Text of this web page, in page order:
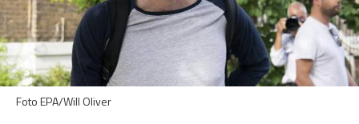
Foto EPA/Will Oliver